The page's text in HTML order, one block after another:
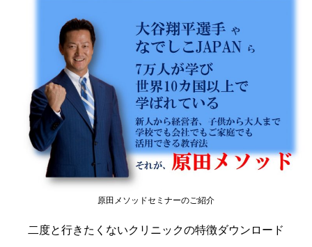
原田メソッドセミナーのご紹介
二度と行きたくないクリニックの特徴ダウンロード